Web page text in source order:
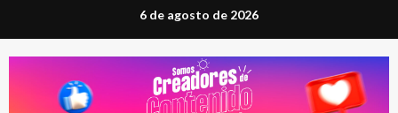
al
contenido
6 de agosto de 2026